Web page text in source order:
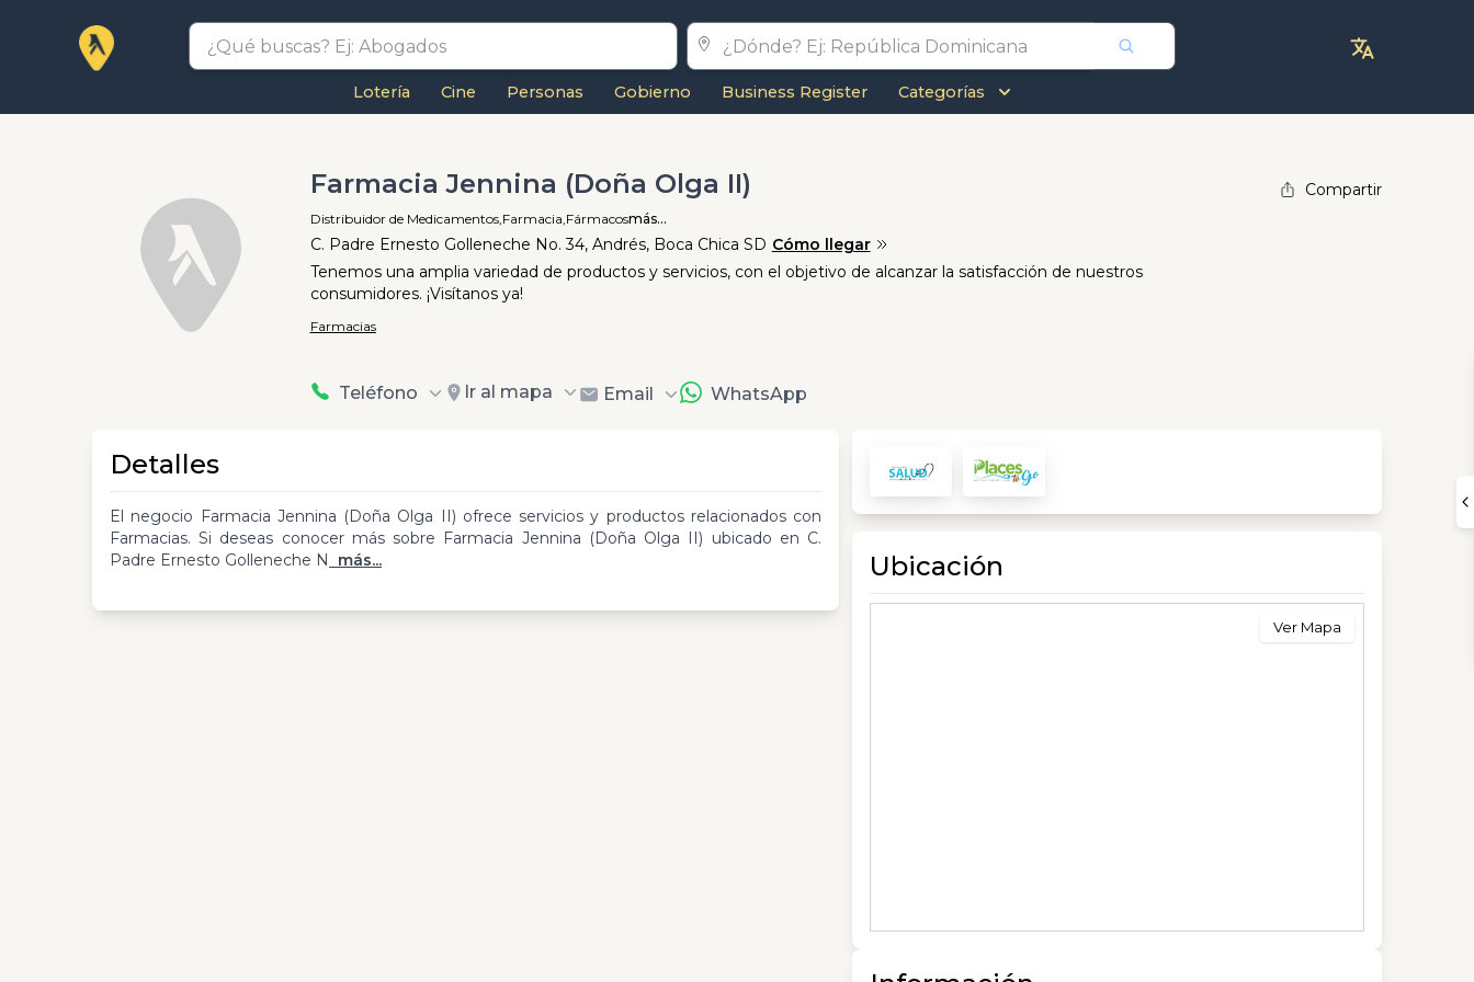
Lotería Cine Personas Gobierno Business Register Categorías
Farmacia Jennina (Doña Olga II)
Distribuidor de Medicamentos,Farmacia,Fármacosmás...
C. Padre Ernesto Golleneche No. 34, Andrés, Boca Chica SD Cómo llegar
Tenemos una amplia variedad de productos y servicios, con el objetivo de alcanzar la satisfacción de nuestros
consumidores. ¡Visítanos ya!
Farmacias
Teléfono Ir al mapa Email WhatsApp
Compartir
Detalles
El negocio Farmacia Jennina (Doña Olga II) ofrece servicios y productos relacionados con
Farmacias. Si deseas conocer más sobre Farmacia Jennina (Doña Olga II) ubicado en C.
Padre Ernesto Golleneche N
más... Ubicación
Ver Mapa